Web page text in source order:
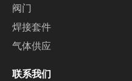
阀门
焊接套件
气体供应
联系我们